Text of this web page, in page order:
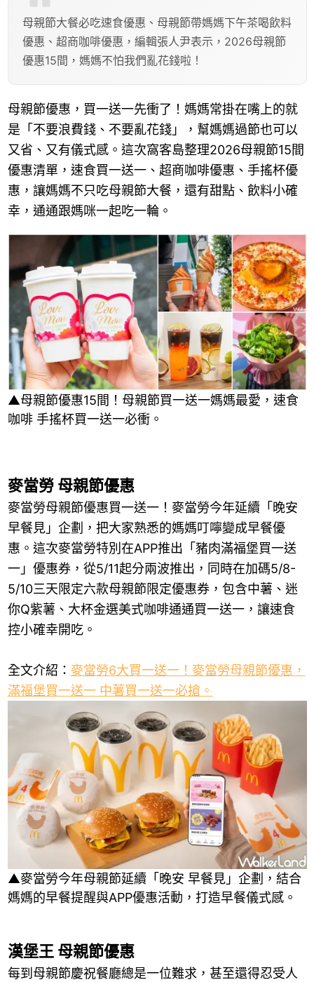
母親節大餐必吃速食優惠、母親節帶媽媽下午茶喝飲料
優惠、超商咖啡優惠，編輯張人尹表示，2026母親節
優惠15間，媽媽不怕我們亂花錢啦！
母親節優惠，買一送一先衝了！媽媽常掛在嘴上的就
是「不要浪費錢、不要亂花錢」，幫媽媽過節也可以
又省、又有儀式感。這次窩客島整理2026母親節15間
優惠清單，速食買一送一、超商咖啡優惠、手搖杯優
惠，讓媽媽不只吃母親節大餐，還有甜點、飲料小確
幸，通通跟媽咪一起吃一輪。
▲母親節優惠15間！母親節買一送一媽媽最愛，速食
咖啡 手搖杯買一送一必衝。
麥當勞 母親節優惠
麥當勞母親節優惠買一送一！麥當勞今年延續「晚安
早餐見」企劃，把大家熟悉的媽媽叮嚀變成早餐優
惠。這次麥當勞特別在APP推出「豬肉滿福堡買一送
一」優惠券，從5/11起分兩波推出，同時在加碼5/8-
5/10三天限定六款母親節限定優惠券，包含中薯、迷
你Q紫薯、大杯金選美式咖啡通通買一送一，讓速食
控小確幸開吃。
全文介紹： 麥當勞6大買一送一！麥當勞母親節優惠，
滿福堡買一送一 中薯買一送一必搶。
▲麥當勞今年母親節延續「晚安 早餐見」企劃，結合
媽媽的早餐提醒與APP優惠活動，打造早餐儀式感。
漢堡王 母親節優惠
每到母親節慶祝餐廳總是一位難求，甚至還得忍受人